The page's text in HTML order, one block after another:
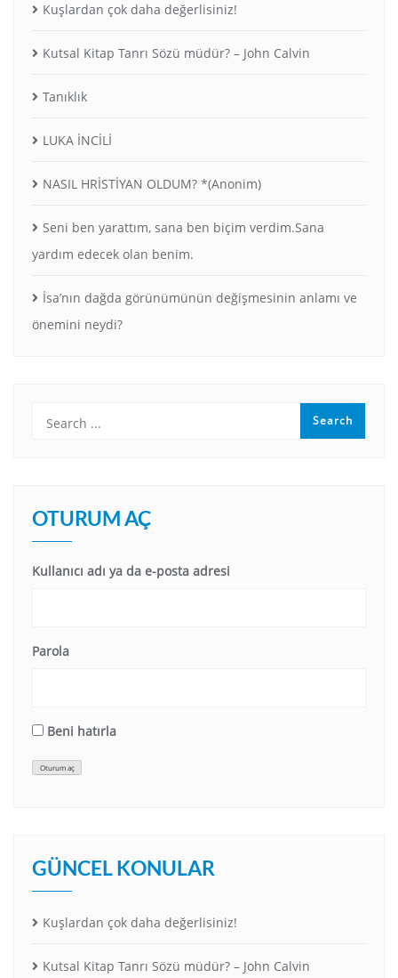
Kuşlardan çok daha değerlisiniz!
Kutsal Kitap Tanrı Sözü müdür? – John Calvin
Tanıklık
LUKA İNCİLİ
NASIL HRİSTİYAN OLDUM? *(Anonim)
Seni ben yarattım, sana ben biçim verdim.Sana
yardım edecek olan benim.
İsa’nın dağda görünümünün değişmesinin anlamı ve
önemini neydi?
OTURUM AÇ
Kullanıcı adı ya da e-posta adresi
Parola
Beni hatırla
Oturum aç
GÜNCEL KONULAR
Kuşlardan çok daha değerlisiniz!
Kutsal Kitap Tanrı Sözü müdür? – John Calvin